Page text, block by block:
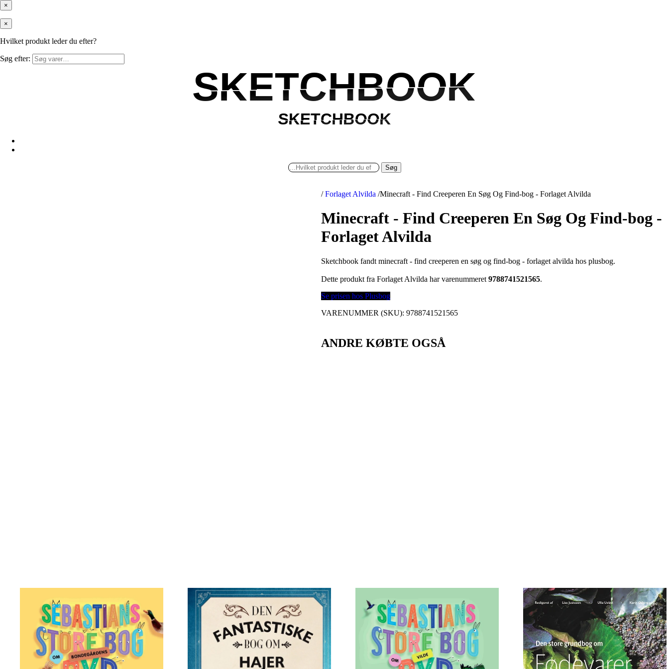
×
×
Hvilket produkt leder du efter?
Søg efter:
SKETCHBOOK
SKETCHBOOK
SKETCHBOOK
SKETCHBOOK
Søg
/ Forlaget Alvilda /Minecraft - Find Creeperen En Søg Og Find-bog - Forlaget Alvilda
Minecraft - Find Creeperen En Søg Og Find-bog -
Forlaget Alvilda
Sketchbook fandt minecraft - find creeperen en søg og find-bog - forlaget alvilda hos plusbog.
Dette produkt fra Forlaget Alvilda har varenummeret9788741521565.
Se prisen hos Plusbog
VARENUMMER (SKU):9788741521565
ANDRE KØBTE OGSÅ